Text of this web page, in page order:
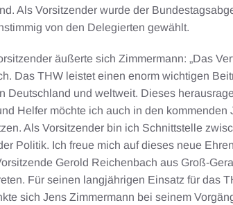
Als Vorsitzender wurde der
von den Delegierten gewählt.
äußerte sich Zimmermann: „Das
Das THW leistet einen enorm wichtigen
Deutschland und weltweit. Dieses
Helfer möchte ich auch in den kommenden
Als Vorsitzender bin ich Schnittstelle
Politik. Ich freue mich auf dieses neue
Gerold Reichenbach aus Groß-
Für seinen langjährigen Einsatz für das
sich Jens Zimmermann bei seinem